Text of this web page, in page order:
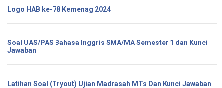
Logo HAB ke-78 Kemenag 2024
Soal UAS/PAS Bahasa Inggris SMA/MA Semester 1 dan Kunci
Jawaban
Latihan Soal (Tryout) Ujian Madrasah MTs Dan Kunci Jawaban